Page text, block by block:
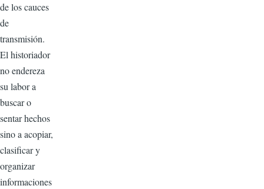
de los cauces
de
transmisión.
El historiador
no endereza
su labor a
buscar o
sentar hechos
sino a acopiar,
clasificar y
organizar
informaciones